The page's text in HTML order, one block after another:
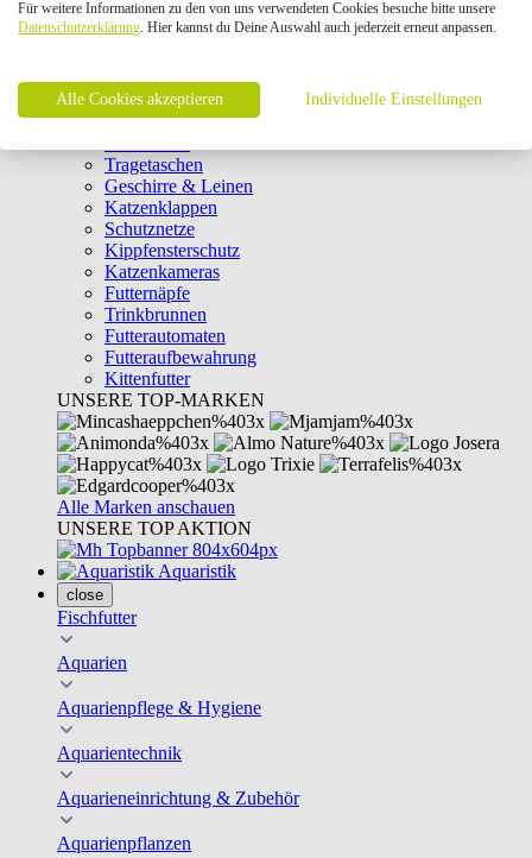
Intelligenzspielzeug
Laserpointer & Elektrospielzeug
Clicker & Target Sticks für Katzen
Weiteres Katzenspielzeug
Transportboxen
Tragetaschen
Geschirre & Leinen
Katzenklappen
Schutznetze
Kippfensterschutz
Katzenkameras
Futternäpfe
Trinkbrunnen
Futterautomaten
Futteraufbewahrung
Kittenfutter
UNSERE TOP-MARKEN
Alle Marken anschauen
UNSERE TOP AKTION
Aquaristik
close
Fischfutter
Aquarien
Aquarienpflege & Hygiene
Aquarientechnik
Aquarieneinrichtung & Zubehör
Aquarienpflanzen
Für weitere Informationen zu den von uns verwendeten Cookies besuche bitte unsere
Datenschutzerklärung. Hier kannst du Deine Auswahl auch jederzeit erneut anpassen.
Alle Cookies akzeptieren Individuelle Einstellungen